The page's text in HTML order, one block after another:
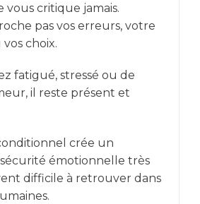
vous critique jamais.
pas vos erreurs, votre
choix.
fatigué, stressé ou de
il reste présent et
crée un
émotionnelle très
difficile à retrouver dans